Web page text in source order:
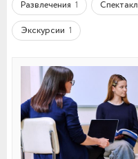
Развлечения 1
Экскурсии 1